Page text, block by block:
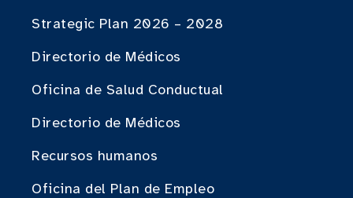
Strategic Plan 2026 – 2028
Directorio de Médicos
Oficina de Salud Conductual
Directorio de Médicos
Recursos humanos
Oficina del Plan de Empleo